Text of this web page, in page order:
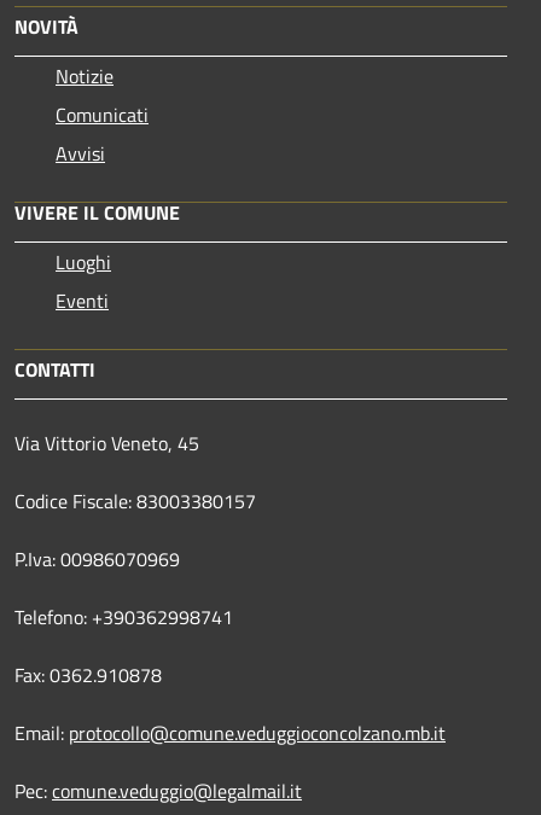
NOVITÀ
Notizie
Comunicati
Avvisi
VIVERE IL COMUNE
Luoghi
Eventi
CONTATTI
Via Vittorio Veneto, 45
Codice Fiscale: 83003380157
P.Iva: 00986070969
Telefono: +390362998741
Fax: 0362.910878
Email: protocollo@comune.veduggioconcolzano.mb.it
Pec:comune.veduggio@legalmail.it